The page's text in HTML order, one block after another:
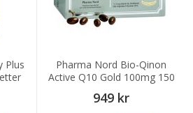
Plus
Pharma Nord Bio-Qinon
Active Q10 Gold 100mg 150
kapslar
949 kr